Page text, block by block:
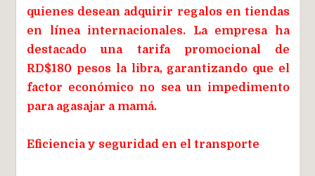
quienes desean adquirir regalos en tiendas
en línea internacionales. La empresa ha
destacado una tarifa promocional de
RD$180 pesos la libra, garantizando que el
factor económico no sea un impedimento
para agasajar a mamá.
Eficiencia y seguridad en el transporte